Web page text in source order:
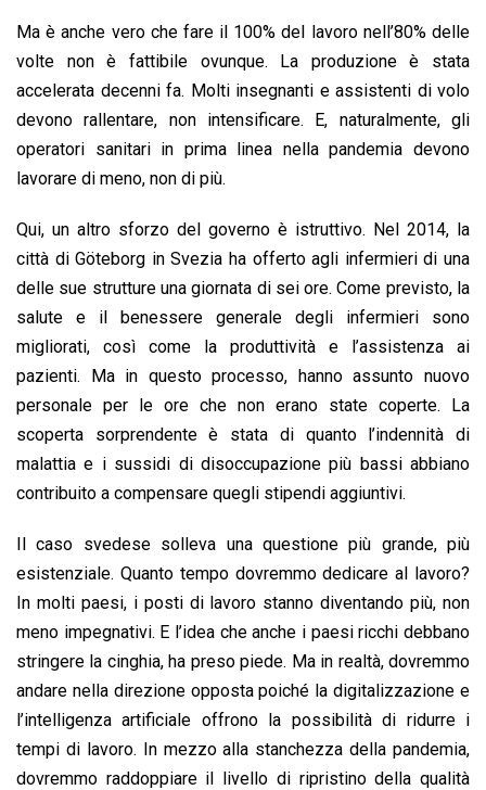
Ma è anche vero che fare il 100% del lavoro nell’80% delle
volte non è fattibile ovunque. La produzione è stata
accelerata decenni fa. Molti insegnanti e assistenti di volo
devono rallentare, non intensificare. E, naturalmente, gli
operatori sanitari in prima linea nella pandemia devono
lavorare di meno, non di più.
Qui, un altro sforzo del governo è istruttivo. Nel 2014, la
città di Göteborg in Svezia ha offerto agli infermieri di una
delle sue strutture una giornata di sei ore. Come previsto, la
salute e il benessere generale degli infermieri sono
migliorati, così come la produttività e l’assistenza ai
pazienti. Ma in questo processo, hanno assunto nuovo
personale per le ore che non erano state coperte. La
scoperta sorprendente è stata di quanto l’indennità di
malattia e i sussidi di disoccupazione più bassi abbiano
contribuito a compensare quegli stipendi aggiuntivi.
Il caso svedese solleva una questione più grande, più
esistenziale. Quanto tempo dovremmo dedicare al lavoro?
In molti paesi, i posti di lavoro stanno diventando più, non
meno impegnativi. E l’idea che anche i paesi ricchi debbano
stringere la cinghia, ha preso piede. Ma in realtà, dovremmo
andare nella direzione opposta poiché la digitalizzazione e
l’intelligenza artificiale offrono la possibilità di ridurre i
tempi di lavoro. In mezzo alla stanchezza della pandemia,
dovremmo raddoppiare il livello di ripristino della qualità